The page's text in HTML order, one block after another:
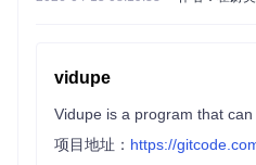
vidupe
项目地址： https://